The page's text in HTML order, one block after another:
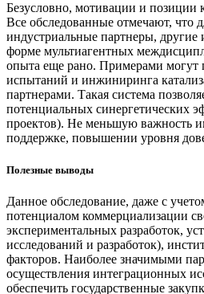
Безусловно, мотивации и позиции
Все обследованные отмечают, что
индустриальные партнеры, другие
форме мультиагентных
опыта еще рано. Примерами могут
испытаний и инжиниринга
партнерами. Такая система
потенциальных синергетических
проектов). Не меньшую важность
поддержке, повышении уровня
Полезные выводы
Данное обследование, даже с
потенциалом коммерциализации
экспериментальных разработок,
исследований и разработок),
факторов. Наиболее значимыми
осуществления интеграционных
обеспечить государственные